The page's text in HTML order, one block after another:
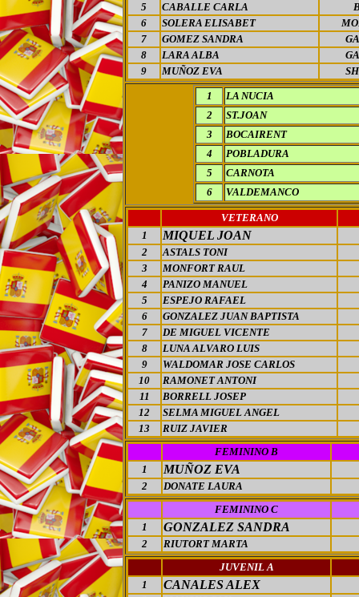
5 CABALLE CARLA
6
SOLERA ELISABET
7
GOMEZ SANDRA
8
LARA ALBA
9
MUÑOZ EVA
1
LA NUCIA
2
ST.JOAN
3
BOCAIRENT
4
POBLADURA
5
CARNOTA
6
VALDEMANCO
VETERANO
1
MIQUEL JOAN
2
ASTALS TONI
3
MONFORT RAUL
4
PANIZO MANUEL
5
ESPEJO RAFAEL
6
GONZALEZ JUAN BAPTISTA
7
DE MIGUEL VICENTE
8
LUNA ALVARO LUIS
9
WALDOMAR JOSE CARLOS
10
RAMONET ANTONI
11
BORRELL JOSEP
12
SELMA MIGUEL ANGEL
13
RUIZ JAVIER
FEMININO B
1
MUÑOZ EVA
2
DONATE LAURA
FEMININO C
1
GONZALEZ SANDRA
2
RIUTORT MARTA
JUVENIL A
1
CANALES ALEX